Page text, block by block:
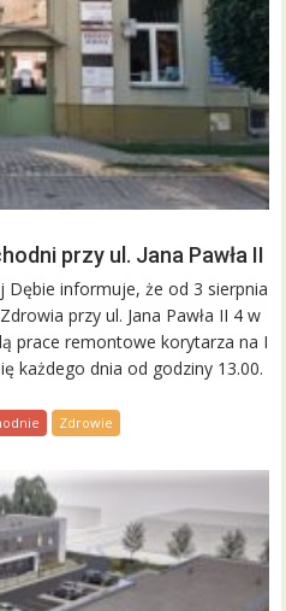
przy ul. Jana Pawła II
Dębie informuje, że od 3 sierpnia
przy ul. Jana Pawła II 4 w
prace remontowe korytarza na I
każdego dnia od godziny 13.00.
Zdrowie